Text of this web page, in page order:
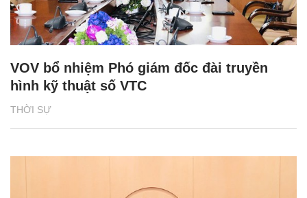
THỜI SỰ
VOV bổ nhiệm Phó giám đốc đài truyền
hình kỹ thuật số VTC